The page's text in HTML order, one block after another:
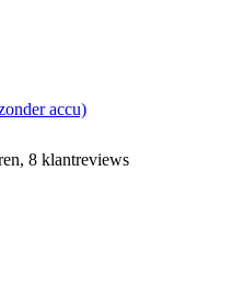
accu)
8 klantreviews